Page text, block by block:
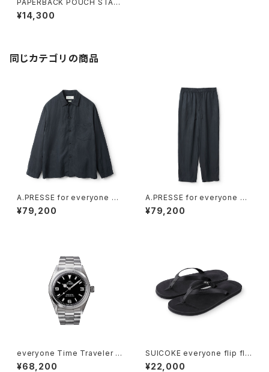
PAPERBACK POUCH STAN
DARD EO BLACK
¥14,300
同じカテゴリの商品
A.PRESSE for everyone Sil
k Linen Sleeping Shirts (BL
ACK)
¥79,200
A.PRESSE for everyone Sil
k Linen Sleeping Trousers
(BLACK)
¥79,200
everyone Time Traveler b
y VAGUE WATCH CO.
¥68,200
SUICOKE everyone flip flo
p (BLACK)
¥22,000